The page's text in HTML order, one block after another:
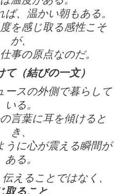
ば、温かい朝もある。
を感じ取る感性こそ
が、
事の原点なのだ。
て（結びの一文）
ースの外側で暮らして
いる。
言葉に耳を傾けると
き、
うに心が震える瞬間が
ある。
えることではなく、
取ること 。